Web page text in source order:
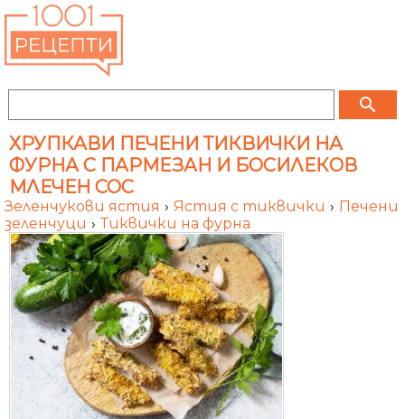
search
ХРУПКАВИ ПЕЧЕНИ ТИКВИЧКИ НА
ФУРНА С ПАРМЕЗАН И БОСИЛЕКОВ
МЛЕЧЕН СОС
Зеленчукови ястия › Ястия с тиквички › Печени
зеленчуци › Тиквички на фурна